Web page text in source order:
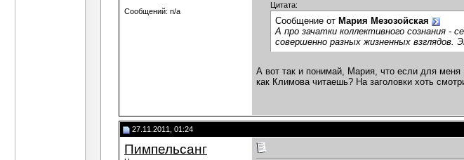
Сообщений: n/a
Цитата:
Сообщение от Мария Мезозойская
А про зачатки коллективного сознания -
совершенно разных жизненных взглядов.
А вот так и понимай, Мария, что если для
как Климова читаешь? На заголовки хоть
27.11.2011, 01:24
Пимпельсанг